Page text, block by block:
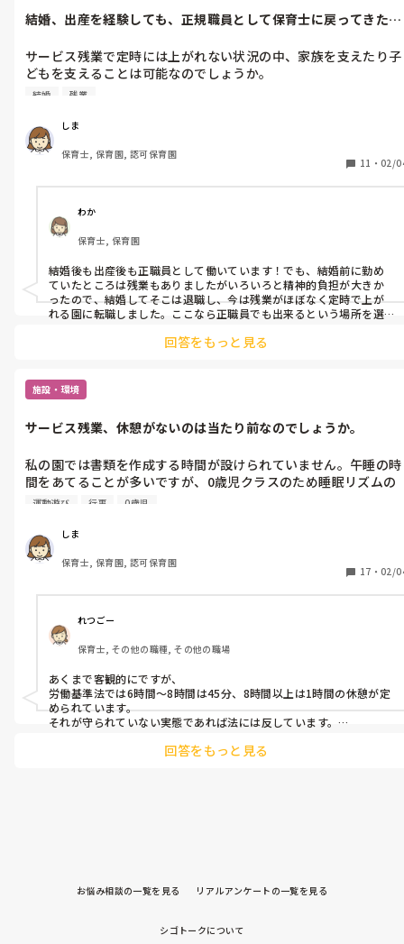
過ごしています。
結婚、出産を経験しても、正規職員として保育士に戻ってきたい
サービス残業で定時には上がれない状況の中、家族を支えたり子
どもを支えることは可能なのでしょうか。
実際にそのように働いていらっしゃる方や、これから結婚・出産
結婚 残業
しま
保育士, 保育園, 認可保育園
11 ・ 02/
わか
保育士, 保育園
結婚後も出産後も正職員として働いています！でも、結婚前に勤め
ていたところは残業もありましたがいろいろと精神的負担が大きか
ったので、結婚してそこは退職し、今は残業がほぼなく定時で上が
れる園に転職しました。ここなら正職員でも出来るという場所を選
回答をもっと見る
施設・環境
サービス残業、休憩がないのは当たり前なのでしょうか。
私の園では書類を作成する時間が設けられていません。午睡の時
間をあてることが多いですが、0歳児クラスのため睡眠リズムの
違いからすぐに起きてくる子がいるので、書類作成には専念でき
抜けるか、時間外で行うかです。また行事が重なっても勤務時間
は伸びず、ただサービスで仕事をする時間が伸びるだけです。休
憩も子どもたちが起きてくるので、午睡中には回しきれずです。
知り合いの保育園は休憩が取れていたり、見なし残業で手当がつ
いているそうですが、皆さんの園ではその点、どのようなシステ
ムになっているでしょうか。
運動遊び 行事 0歳児
しま
保育士, 保育園, 認可保育園
17 ・ 02/
れつごー
保育士, その他の職種, その他の職場
あくまで客観的にですが、
労働基準法では6時間～8時間は45分、8時間以上は1時間の休憩が定
められています。
それが守られていない実態であれば法には反しています。
のに基づいているので、それを確認する必要があります。
回答をもっと見る
お悩み相談の一覧を見る リアルアンケートの一覧を見る
シゴトークについて